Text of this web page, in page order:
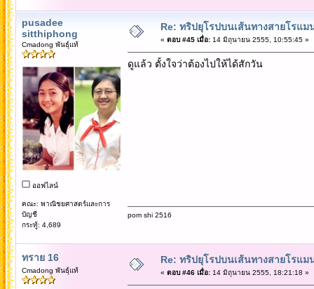
pusadee
sitthiphong
Cmadong พันธุ์แท้
ออฟไลน์
คณะ: พาณิชยศาสตร์และการ
บัญชี
กระทู้: 4,689
Re: ทริปยุโรปบนเส้นทางสายโรแม
« ตอบ #45 เมื่อ:14 มิถุนายน 2555, 10:55:45 »
ดูแล้ว ตั้งใจว่าต้องไปให้ได้สักวัน
pom shi 2516
ทราย 16
Cmadong พันธุ์แท้
Re: ทริปยุโรปบนเส้นทางสายโรแม
« ตอบ #46 เมื่อ:14 มิถุนายน 2555, 18:21:18 »